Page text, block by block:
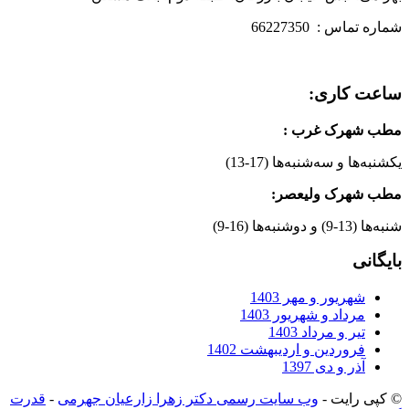
شماره تماس : 66227350
ساعت کاری:
مطب شهرک غرب :
یکشنبه‌ها و سه‌شنبه‌ها (17-13)
مطب شهرک ولیعصر:
شنبه‌ها (13-9) و دوشنبه‌ها (16-9)
بایگانی
شهریور و مهر 1403
مرداد و شهریور 1403
تیر و مرداد 1403
فروردین و اردیبهشت 1402
آذر و دی 1397
© کپی رایت - وب سایت رسمی دکتر زهرا زارعیان جهرمی - قدرت